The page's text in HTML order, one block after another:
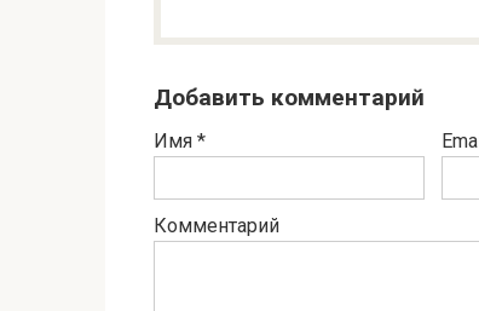
Добавить комментарий
Имя *
Комментарий